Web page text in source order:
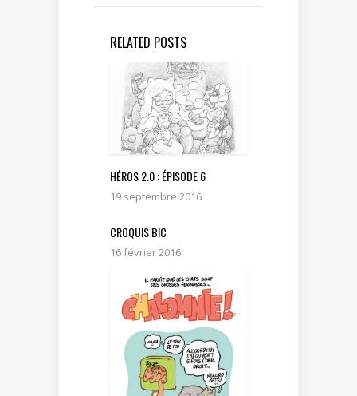
RELATED POSTS
HÉROS 2.0 : ÉPISODE 6
19 septembre 2016
CROQUIS BIC
16 février 2016